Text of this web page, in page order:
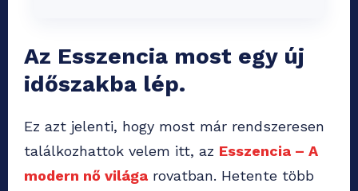
Az Esszencia most egy új
időszakba lép.
Ez azt jelenti, hogy most már rendszeresen
találkozhattok velem itt, az Esszencia – A
modern nő világa rovatban. Hetente több